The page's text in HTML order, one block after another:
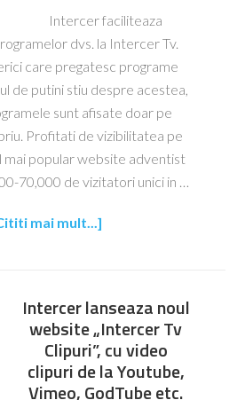
Intercer faciliteaza
dvs. la Intercer Tv.
care pregatesc programe
de putini stiu despre acestea,
sunt afisate doar pe
Profitati de vizibilitatea pe
mai popular website adventist
70,000 de vizitatori unici in …
mai mult...]
Intercer lanseaza noul
website „Intercer Tv
Clipuri”, cu video
clipuri de la Youtube,
Vimeo, GodTube etc.